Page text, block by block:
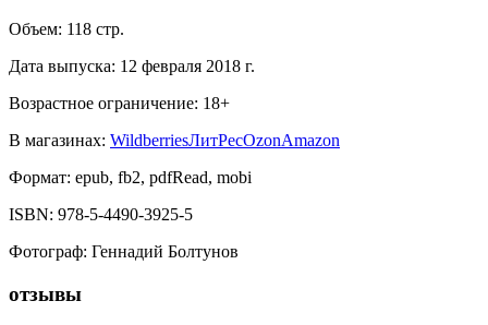
Объем: 118 стр.
Дата выпуска: 12 февраля 2018 г.
Возрастное ограничение: 18+
В магазинах: WildberriesЛитРесOzonAmazon
Формат: epub, fb2, pdfRead, mobi
ISBN: 978-5-4490-3925-5
Фотограф: Геннадий Болтунов
отзывы